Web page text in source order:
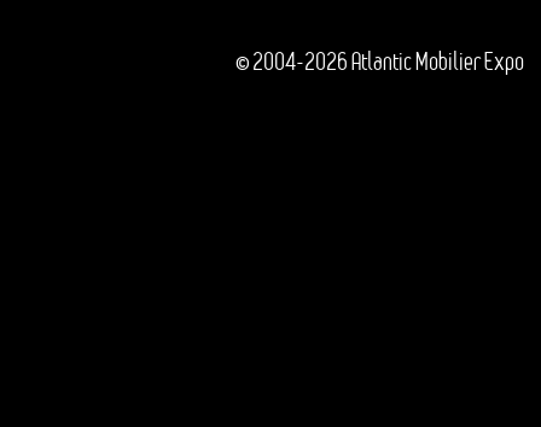
© 2004-2026 Atlantic Mobilier Expo